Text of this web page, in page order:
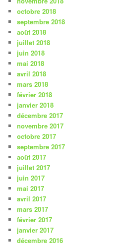
octobre 2018
septembre 2018
août 2018
juillet 2018
juin 2018
mai 2018
avril 2018
mars 2018
février 2018
janvier 2018
décembre 2017
novembre 2017
octobre 2017
septembre 2017
août 2017
juillet 2017
juin 2017
mai 2017
avril 2017
mars 2017
février 2017
janvier 2017
décembre 2016